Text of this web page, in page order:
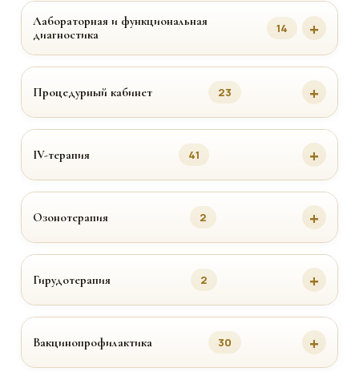
Лабораторная и функциональная
диагностика
14
Процедурный кабинет 23
IV-терапия 41
Озонотерапия 2
Гирудотерапия 2
Вакцинопрофилактика 30